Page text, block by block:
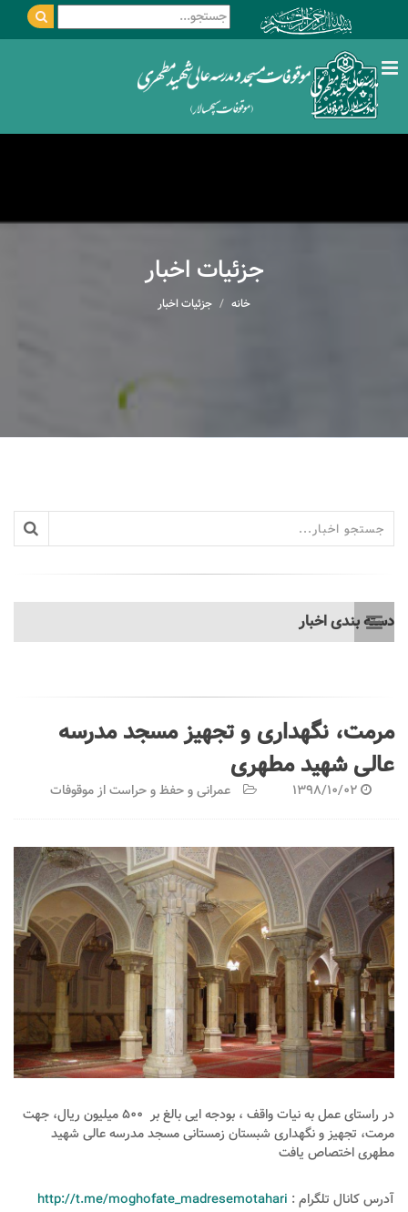
جزئیات اخبار
خانه جزئیات اخبار
دسته بندی اخبار
مرمت، نگهداری و تجهیز مسجد مدرسه
عالی شهید مطهری
1398/10/02 عمرانی و حفظ و حراست از موقوفات
در راستای عمل به نیات واقف ، بودجه ایی بالغ بر 500 میلیون ریال، جهت
مرمت، تجهیز و نگهداری شبستان زمستانی مسجد مدرسه عالی شهید
مطهری اختصاص یافت
آدرس کانال تلگرام : http://t.me/moghofate_madresemotahari